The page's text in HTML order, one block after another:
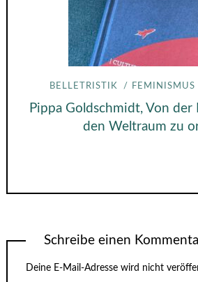
BELLETRISTIK FEMINISMUS
Pippa Goldschmidt, Von
den Weltraum zu
Schreibe einen
Deine E-Mail-Adresse wird nicht